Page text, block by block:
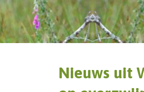
Nieuws uit